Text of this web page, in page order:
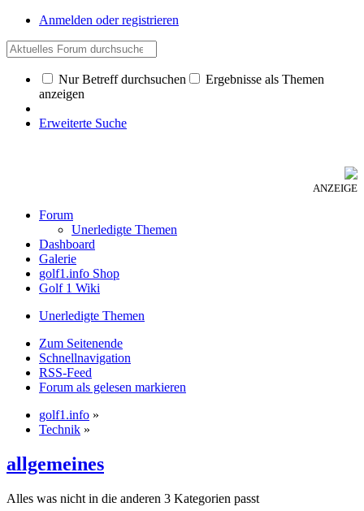
Anmelden oder registrieren
Nur Betreff durchsuchen
Ergebnisse als Themen
anzeigen
Erweiterte Suche
ANZEIGE
Forum
Unerledigte Themen
Dashboard
Galerie
golf1.info Shop
Golf 1 Wiki
Unerledigte Themen
Zum Seitenende
Schnellnavigation
RSS-Feed
Forum als gelesen markieren
golf1.info »
Technik »
allgemeines
Alles was nicht in die anderen 3 Kategorien passt